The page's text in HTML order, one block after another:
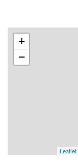
+
−
Leaflet